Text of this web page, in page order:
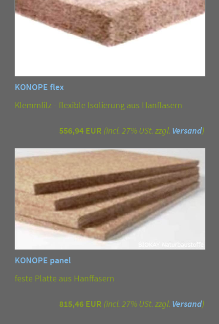
KONOPE flex
Klemmfilz - flexible Isolierung aus Hanffasern
556,94 EUR (incl. 27% USt. zzgl. Versand)
KONOPE panel
feste Platte aus Hanffasern
815,46 EUR (incl. 27% USt. zzgl. Versand)